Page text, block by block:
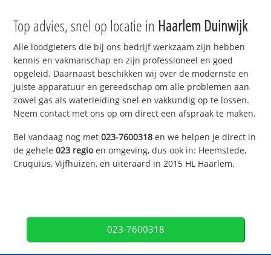
Top advies, snel op locatie in Haarlem Duinwijk
Alle loodgieters die bij ons bedrijf werkzaam zijn hebben
kennis en vakmanschap en zijn professioneel en goed
opgeleid. Daarnaast beschikken wij over de modernste en
juiste apparatuur en gereedschap om alle problemen aan
zowel gas als waterleiding snel en vakkundig op te lossen.
Neem contact met ons op om direct een afspraak te maken.
Bel vandaag nog met023-7600318 en we helpen je direct in
de gehele023 regioen omgeving, dus ook in: Heemstede,
Cruquius, Vijfhuizen, en uiteraard in 2015 HL Haarlem.
023-7600318